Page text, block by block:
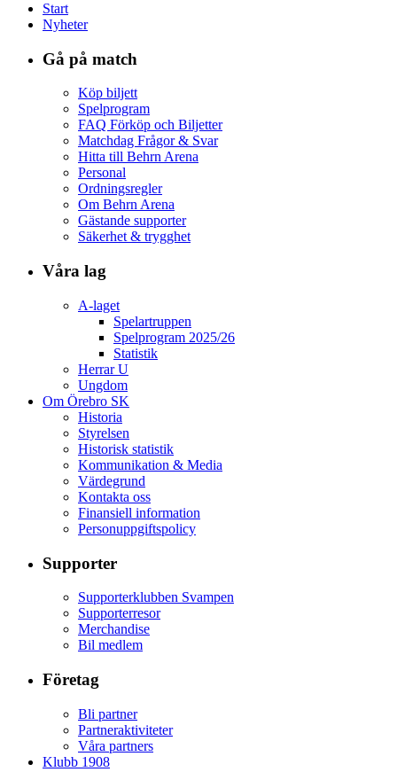
Start
Nyheter
Gå på match
Köp biljett
Spelprogram
FAQ Förköp och Biljetter
Matchdag Frågor & Svar
Hitta till Behrn Arena
Personal
Ordningsregler
Om Behrn Arena
Gästande supporter
Säkerhet & trygghet
Våra lag
A-laget
Spelartruppen
Spelprogram 2025/26
Statistik
Herrar U
Ungdom
Om Örebro SK
Historia
Styrelsen
Historisk statistik
Kommunikation & Media
Värdegrund
Kontakta oss
Finansiell information
Personuppgiftspolicy
Supporter
Supporterklubben Svampen
Supporterresor
Merchandise
Bil medlem
Företag
Bli partner
Partneraktiviteter
Våra partners
Klubb 1908